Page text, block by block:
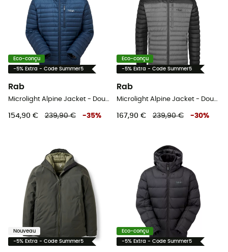
Eco-conçu
-5% Extra - Code Summer5
Rab
Microlight Alpine Jacket - Doudoune homme
154,90 € 239,90 € -35%
Eco-conçu
-5% Extra - Code Summer5
Rab
Microlight Alpine Jacket - Doudoune homme
167,90 € 239,90 € -30%
Nouveau
-5% Extra - Code Summer5
Eco-conçu
-5% Extra - Code Summer5